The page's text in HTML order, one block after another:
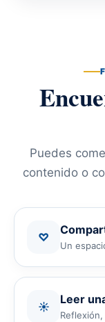
Puedes
contenido o
♡
Un
☀
Leer